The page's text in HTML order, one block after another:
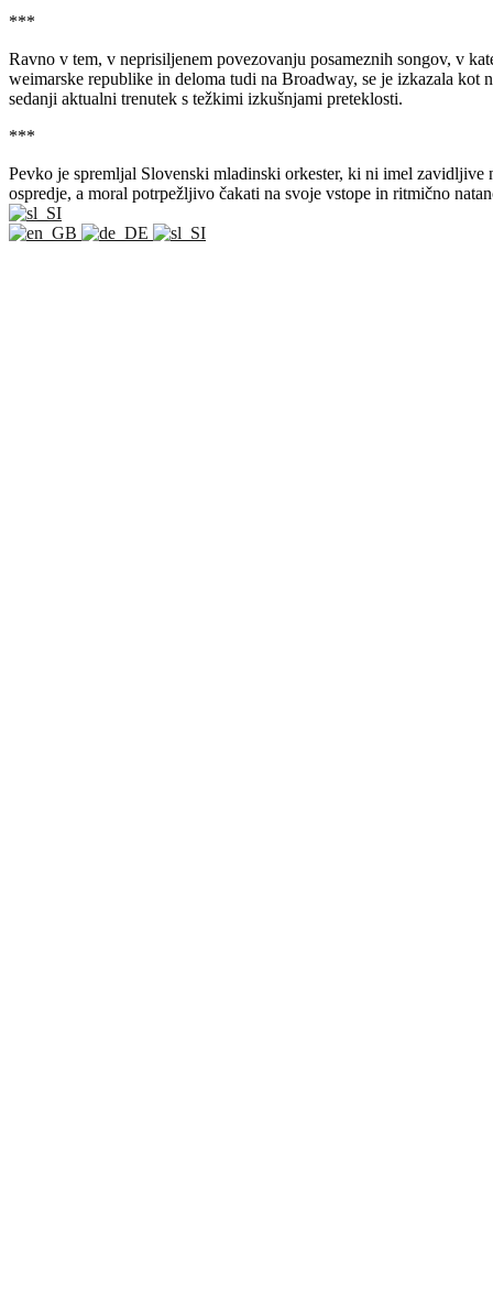
***
Ravno v tem, v neprisiljenem povezovanju posameznih songov, v
weimarske republike in deloma tudi na Broadway, se je izkazala kot
sedanji aktualni trenutek s težkimi izkušnjami preteklosti.
***
Pevko je spremljal Slovenski mladinski orkester, ki ni imel zavidljive
ospredje, a moral potrpežljivo čakati na svoje vstope in ritmično